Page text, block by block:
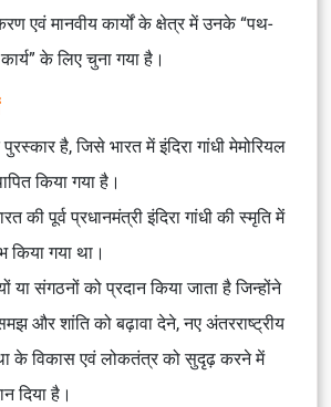
एवं मानवीय कार्यों के क्षेत्र में उनके “पथ-
के लिए चुना गया है।
पुरस्कार है, जिसे भारत मेंइंदिरा गांधी मेमोरियल
किया गया है।
की पूर्व प्रधानमंत्री इंदिरा गांधी की स्मृति में
किया गया था।
या संगठनों को प्रदान किया जाता है जिन्होंने
और शांति को बढ़ावा देने, नए अंतरराष्ट्रीय
के विकास एवं लोकतंत्र को सुदृढ़ करने में
दिया है।